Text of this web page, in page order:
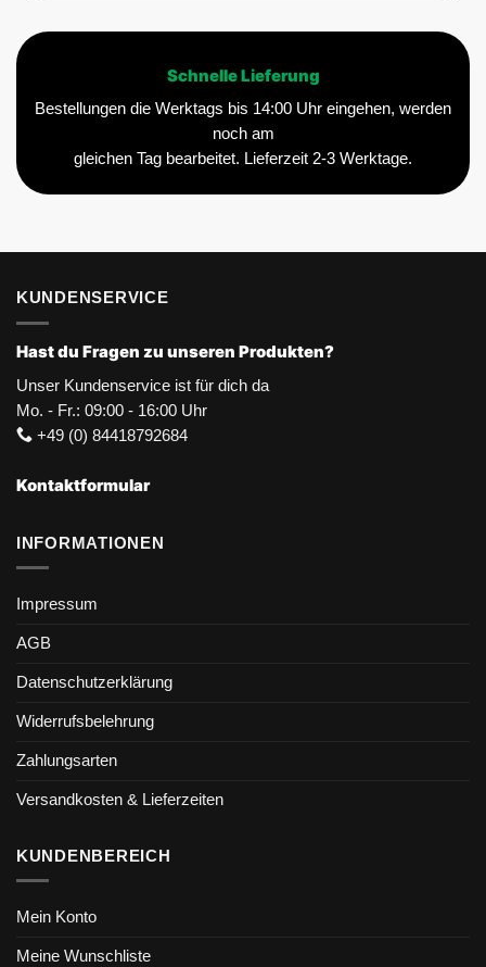
Schnelle Lieferung
Bestellungen die Werktags bis 14:00 Uhr eingehen, werden
noch am
gleichen Tag bearbeitet. Lieferzeit 2-3 Werktage.
KUNDENSERVICE
Hast du Fragen zu unseren Produkten?
Unser Kundenservice ist für dich da
Mo. - Fr.: 09:00 - 16:00 Uhr
+49 (0) 84418792684
Kontaktformular
INFORMATIONEN
Impressum
AGB
Datenschutzerklärung
Widerrufsbelehrung
Zahlungsarten
Versandkosten & Lieferzeiten
KUNDENBEREICH
Mein Konto
Meine Wunschliste